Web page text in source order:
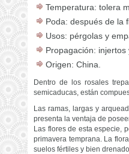
Temperatura: tolera
Poda: después de la
Usos: pérgolas y
Propagación: injertos
Origen: China.
Dentro de los rosales
semicaducas, están
Las ramas, largas y
presenta la ventaja de
Las flores de esta especie,
primavera temprana. La
suelos fértiles y bien